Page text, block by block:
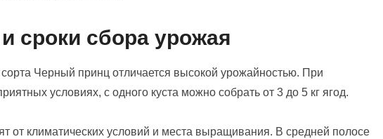
сроки сбора урожая
Черный принц отличается высокой урожайностью. При
условиях, с одного куста можно собрать от 3 до 5 кг ягод.
от климатических условий и места выращивания. В средней полосе